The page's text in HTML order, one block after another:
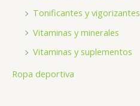
Tonificantes y vigorizantes
Vitaminas y minerales
Vitaminas y suplementos
Ropa deportiva